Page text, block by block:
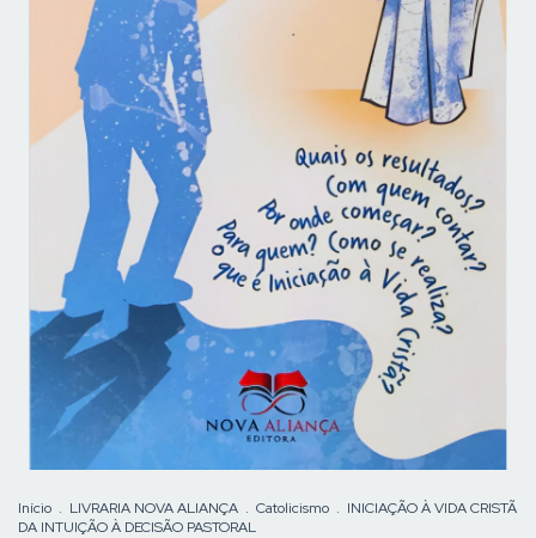
Início . LIVRARIA NOVA ALIANÇA . Catolicismo . INICIAÇÃO À VIDA CRISTÃ
DA INTUIÇÃO À DECISÃO PASTORAL